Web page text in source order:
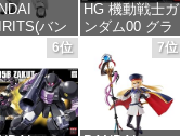
バン
スピリッ
機動警察パ
イバー
RG 1/48
(イ
ラム・プ
HG 機動戦士ガ
ンダム00 グラ
ハム専用ユニ
オンフラッグ
カスタム 1/144
スケール 色分
け済みプラモ
デル
6位 7位